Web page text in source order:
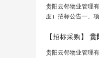
贵阳云邻物业管理
度）招标公告一、
【招标采购】 贵
贵阳云邻物业管理